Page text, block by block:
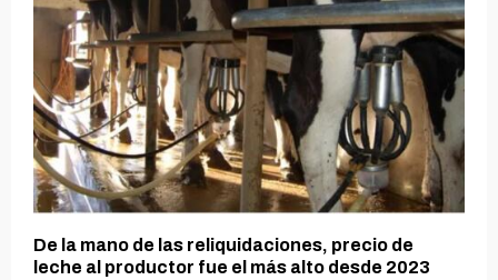
De la mano de las reliquidaciones, precio de
leche al productor fue el más alto desde 2023